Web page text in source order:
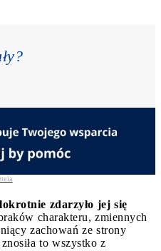
zdarzyło jej się
charakteru, zmiennych
zachowań ze strony
to wszystko z